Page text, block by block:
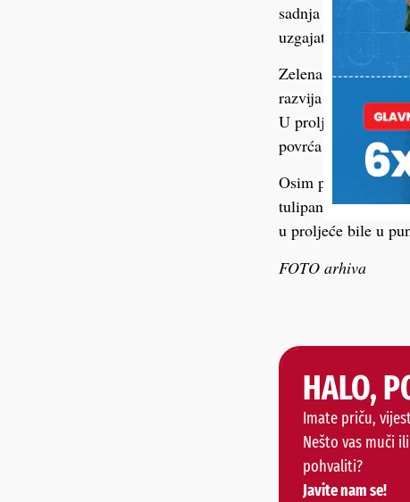
sadnja omogućuje
uzgajati za stalnu
Zelena salata svih
razvija zahvaljujući
U proljeće daju
povrća nema u
Osim povrća,
tulipana, narcisa,
u proljeće bile u
FOTO arhiva
HALO,
Imate priču,
Nešto vas muči
pohvaliti?
Javite nam se!